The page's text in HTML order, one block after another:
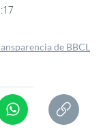
de BBCL